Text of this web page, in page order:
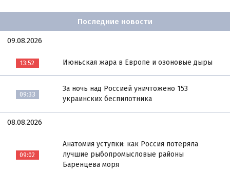
Последние новости
09.08.2026
13:52 Июньская жара в Европе и озоновые дыры
09:33
За ночь над Россией уничтожено 153
украинских беспилотника
08.08.2026
09:02
Анатомия уступки: как Россия потеряла
лучшие рыбопромысловые районы
Баренцева моря